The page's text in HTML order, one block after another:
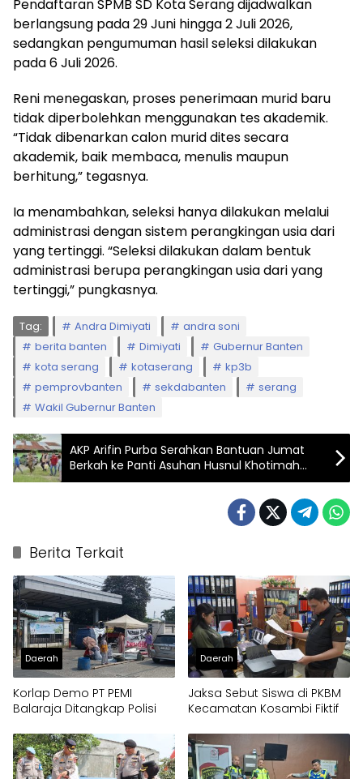
Pendaftaran SPMB SD Kota Serang dijadwalkan
berlangsung pada 29 Juni hingga 2 Juli 2026,
sedangkan pengumuman hasil seleksi dilakukan
pada 6 Juli 2026.
Reni menegaskan, proses penerimaan murid baru
tidak diperbolehkan menggunakan tes akademik.
“Tidak dibenarkan calon murid dites secara
akademik, baik membaca, menulis maupun
berhitung,” tegasnya.
Ia menambahkan, seleksi hanya dilakukan melalui
administrasi dengan sistem perangkingan usia dari
yang tertinggi. “Seleksi dilakukan dalam bentuk
administrasi berupa perangkingan usia dari yang
tertinggi,” pungkasnya.
Tag: Andra Dimiyati
andra soni
berita banten
Dimiyati
Gubernur Banten
kota serang
kotaserang
kp3b
pemprovbanten
sekdabanten
serang
Wakil Gubernur Banten
AKP Arifin Purba Serahkan Bantuan Jumat
Berkah ke Panti Asuhan Husnul Khotimah
Batu Bara
Berita Terkait
Daerah
Korlap Demo PT PEMI
Balaraja Ditangkap Polisi
Daerah
Jaksa Sebut Siswa di PKBM
Kecamatan Kosambi Fiktif